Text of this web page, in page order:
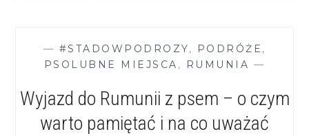
CZYLI
FERIE
FINLANDII
— #STADOWPODROZY, PODRÓŻE ,
PSOLUBNE MIEJSCA , RUMUNIA —
Wyjazd do Rumunii z psem – o czym
warto pamiętać i na co uważać